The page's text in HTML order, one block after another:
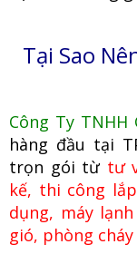
Tại Sao
Công Ty TNHH
hàng đầu tại
trọn gói từ tư
kế, thi công
dụng, máy
gió, phòng